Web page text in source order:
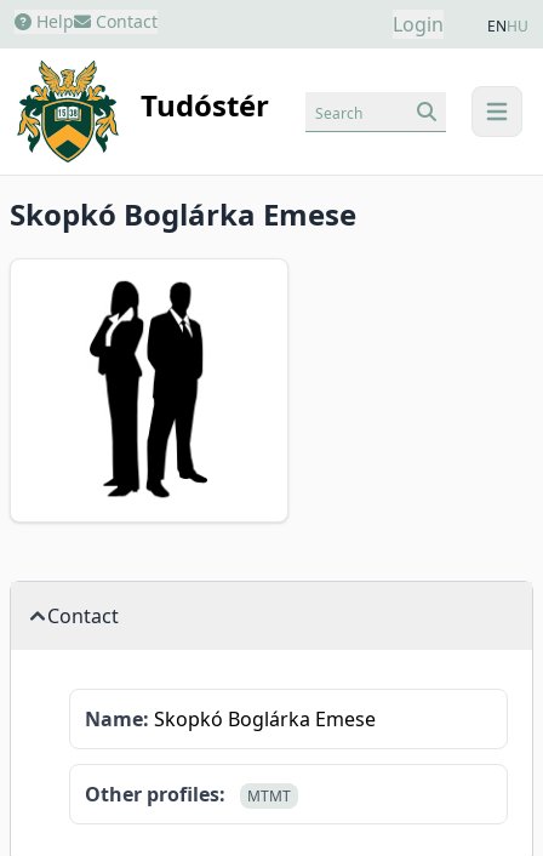
Help Contact Login ENHU
Tudóstér menu
Search
Skopkó Boglárka Emese
Contact
Name: Skopkó Boglárka Emese
Other profiles: MTMT